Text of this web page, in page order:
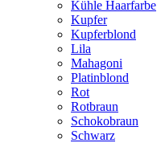
Kühle Haarfarbe
Kupfer
Kupferblond
Lila
Mahagoni
Platinblond
Rot
Rotbraun
Schokobraun
Schwarz